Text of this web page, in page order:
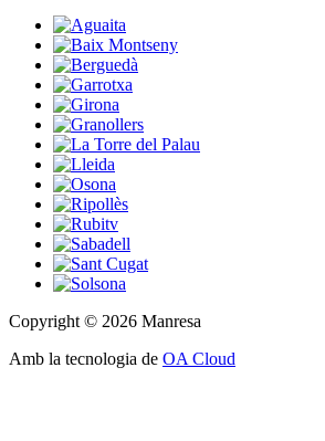
Copyright © 2026 Manresa
Amb la tecnologia de OA Cloud